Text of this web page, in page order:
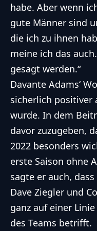
habe. Aber wenn
gute Männer sind
die ich zu ihnen
meine ich das
gesagt werden.“
Davante Adams‘
sicherlich positiver
wurde. In dem
davor zuzugeben,
2022 besonders
erste Saison ohne
sagte er auch,
Dave Ziegler und
ganz auf einer
des Teams betrifft.